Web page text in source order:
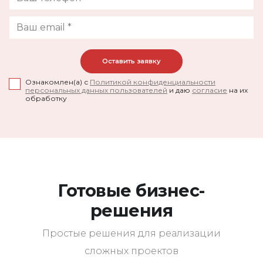
Ознакомлен(а) с Политикой конфиденциальности
персональных данных пользователей и даю согласие на их
обработку
Готовые бизнес-
решения
Простые решения для реализации
сложных проектов